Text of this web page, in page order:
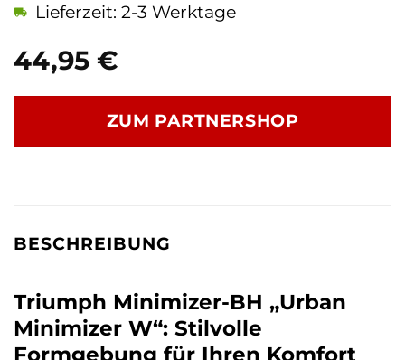
44,95 €
Lieferzeit: 2-3 Werktage
ZUM PARTNERSHOP
BESCHREIBUNG
Triumph Minimizer-BH „Urban
Minimizer W“: Stilvolle
Formgebung für Ihren Komfort